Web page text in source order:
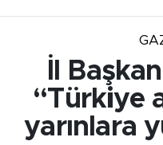
İl
“Türkiye
yarınlara
Süper Lig Puan
Tüm Manşetler
Son Dakika
Haber Arşivi